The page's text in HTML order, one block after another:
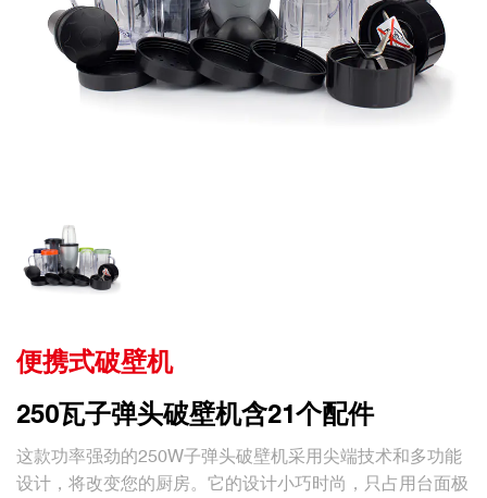
便携式破壁机
250瓦子弹头破壁机含21个配件
这款功率强劲的250W子弹头破壁机采用尖端技术和多功能
设计，将改变您的厨房。它的设计小巧时尚，只占用台面极